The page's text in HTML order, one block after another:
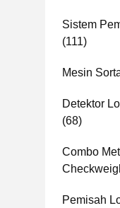
Sistem
(111)
Mesin
Detektor
(68)
Combo
Pemisah